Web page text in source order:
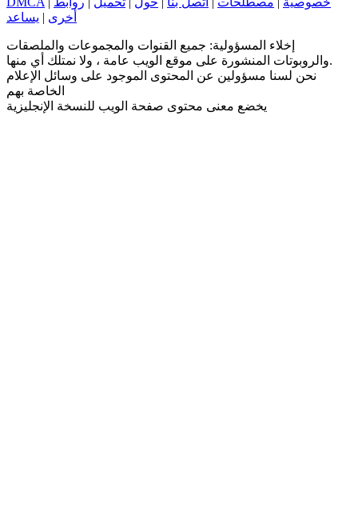
أخرى | يساعد
إخلاء المسؤولية: جميع القنوات والمجموعات والملصقات
والروبوتات المنشورة على موقع الويب عامة ، ولا نمتلك أي منها.
نحن لسنا مسؤولين عن المحتوى الموجود على وسائل الإعلام
الخاصة بهم
يخضع معنى محتوى صفحة الويب للنسخة الإنجليزية